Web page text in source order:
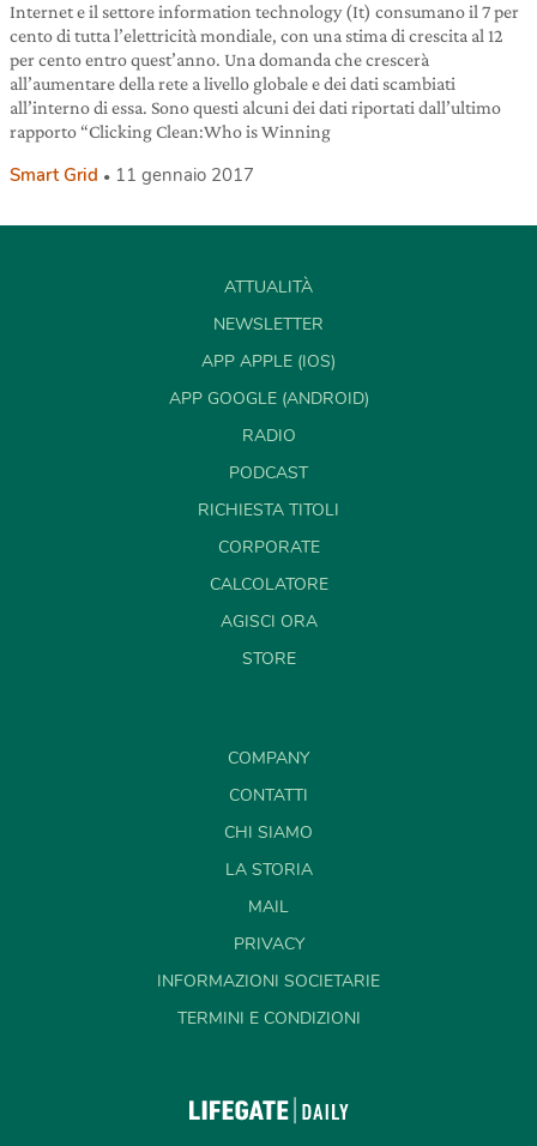
Internet e il settore information technology (It) consumano il 7 per
cento di tutta l’elettricità mondiale, con una stima di crescita al 12
per cento entro quest’anno. Una domanda che crescerà
all’aumentare della rete a livello globale e dei dati scambiati
all’interno di essa. Sono questi alcuni dei dati riportati dall’ultimo
rapporto “Clicking Clean:Who is Winning
Smart Grid 11 gennaio 2017
ATTUALITÀ
NEWSLETTER
APP APPLE (IOS)
APP GOOGLE (ANDROID)
RADIO
PODCAST
RICHIESTA TITOLI
CORPORATE
CALCOLATORE
AGISCI ORA
STORE
COMPANY
CONTATTI
CHI SIAMO
LA STORIA
MAIL
PRIVACY
INFORMAZIONI SOCIETARIE
TERMINI E CONDIZIONI